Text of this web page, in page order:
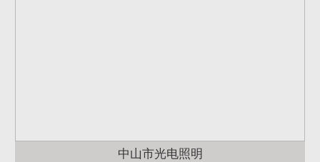
中山市光电照明